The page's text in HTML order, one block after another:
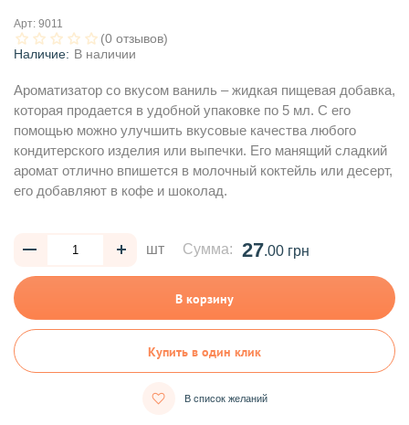
Арт: 9011
(0 отзывов)
Наличие: В наличии
Ароматизатор со вкусом ваниль – жидкая пищевая добавка,
которая продается в удобной упаковке по 5 мл. С его
помощью можно улучшить вкусовые качества любого
кондитерского изделия или выпечки. Его манящий сладкий
аромат отлично впишется в молочный коктейль или десерт,
его добавляют в кофе и шоколад.
шт Сумма: 27.00 грн
В корзину
Купить в один клик
В список желаний